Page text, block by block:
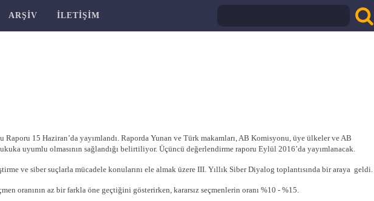
ARŞIV İLETIŞIM
15 Haziran’da yayımlandı. Raporda Yunan ve Türk makamları, AB Komisyonu, üye ülkeler ve AB
uyumlu olmasının sağlandığı belirtiliyor. Üçüncü değerlendirme raporu Eylül 2016’da yayımlanacak.
ve siber suçlarla mücadele konularını ele almak üzere III. Yıllık Siber Diyalog toplantısında bir araya geldi.
oranının az bir farkla öne geçtiğini gösterirken, kararsız seçmenlerin oranı %10 - %15.